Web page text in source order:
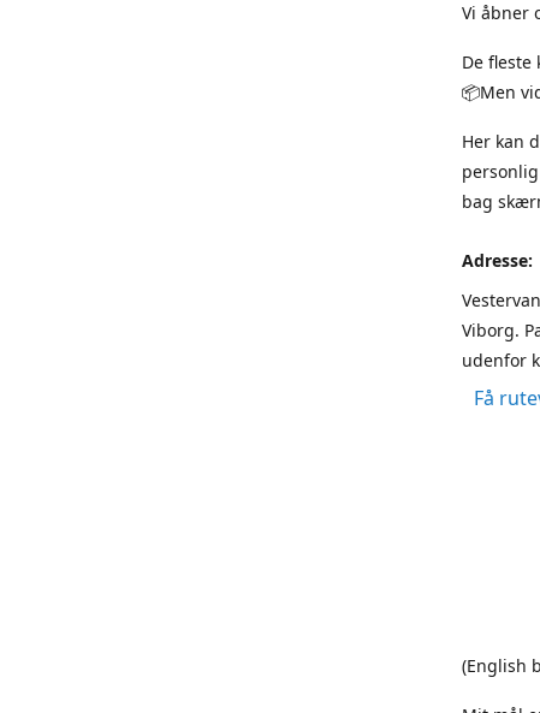
Vi åbner
De
📦Men
Her kan
bag
Adresse:
Viborg.
udenfor
Få
(English